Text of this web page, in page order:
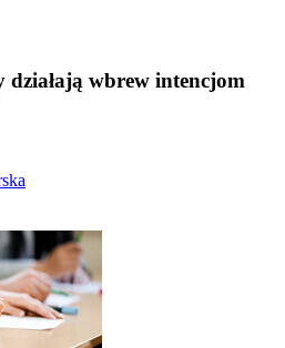
wbrew intencjom